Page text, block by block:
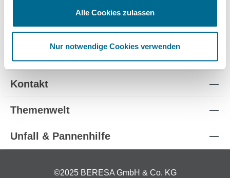
Alle Cookies zulassen
Nur notwendige Cookies verwenden
Standorte
Kontakt
Themenwelt
Unfall & Pannenhilfe
©2025 BERESA GmbH & Co. KG